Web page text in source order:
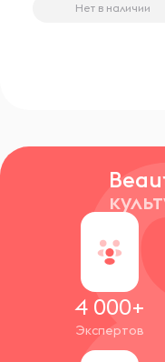
Нет в наличии
4 000+
Экспертов